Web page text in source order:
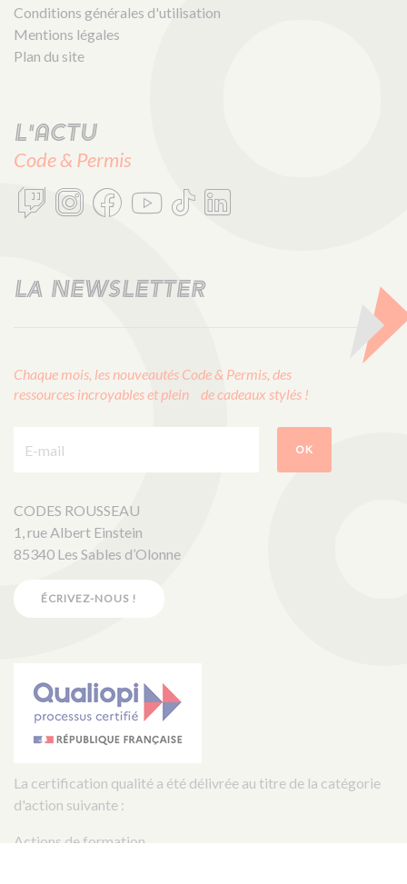
Conditions générales d'utilisation
Mentions légales
Plan du site
L'actu
Code & Permis
LA NEWSLETTER
Chaque mois, les nouveautés Code & Permis, des
ressources incroyables et plein de cadeaux stylés !
OK
CODES ROUSSEAU
1, rue Albert Einstein
85340 Les Sables d’Olonne
ÉCRIVEZ-NOUS !
La certification qualité a été délivrée au titre de la catégorie
d'action suivante :
Actions de formation